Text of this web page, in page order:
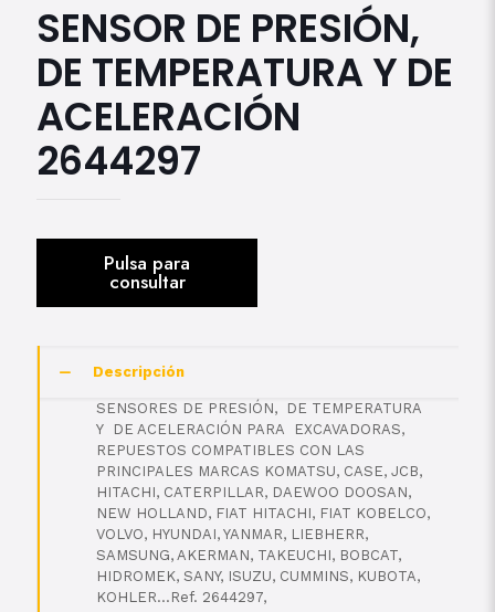
SENSOR DE PRESIÓN,
DE TEMPERATURA Y DE
ACELERACIÓN
2644297
Descripción
SENSORES DE PRESIÓN, DE TEMPERATURA
Y DE ACELERACIÓN PARA EXCAVADORAS,
REPUESTOS COMPATIBLES CON LAS
PRINCIPALES MARCAS KOMATSU, CASE, JCB,
HITACHI, CATERPILLAR, DAEWOO DOOSAN,
NEW HOLLAND, FIAT HITACHI, FIAT KOBELCO,
VOLVO, HYUNDAI, YANMAR, LIEBHERR,
SAMSUNG, AKERMAN, TAKEUCHI, BOBCAT,
HIDROMEK, SANY, ISUZU, CUMMINS, KUBOTA,
KOHLER…Ref. 2644297,